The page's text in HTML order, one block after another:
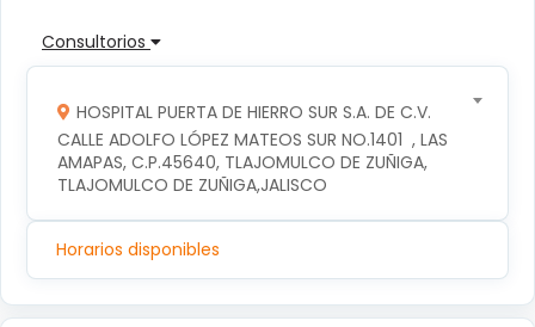
Consultorios
HOSPITAL PUERTA DE HIERRO SUR S.A. DE C.V.
CALLE ADOLFO LÓPEZ MATEOS SUR NO.1401  , LAS
AMAPAS, C.P.45640, TLAJOMULCO DE ZUÑIGA,
TLAJOMULCO DE ZUÑIGA,JALISCO
Horarios disponibles